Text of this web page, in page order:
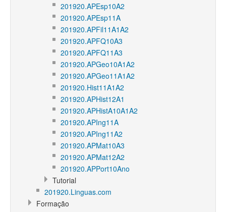
201920.APEsp10A2
201920.APEsp11A
201920.APFil11A1A2
201920.APFQ10A3
201920.APFQ11A3
201920.APGeo10A1A2
201920.APGeo11A1A2
201920.Hist11A1A2
201920.APHist12A1
201920.APHistA10A1A2
201920.APIng11A
201920.APIng11A2
201920.APMat10A3
201920.APMat12A2
201920.APPort10Ano
Tutorial
201920.Linguas.com
Formação